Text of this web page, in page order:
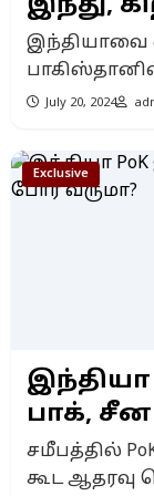
எதிர்பார்க்கும்
இந்து,
தொகை!
இந்தியாவை
புள்ளியியல்
அதன்படி,
சுமார் 24
இருமடங்கு
July 20, 2024
Exclusive
பாக்,
சமீபத்தில்
கூட ஆதரவு